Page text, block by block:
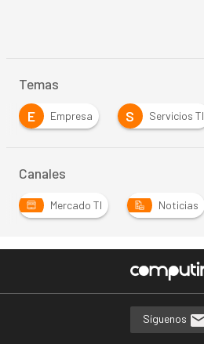
Temas
E
Empresa S Servicios TI
Canales
Mercado TI Noticias
Síguenos